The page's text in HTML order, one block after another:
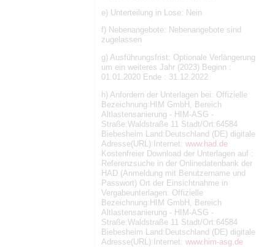
e) Unterteilung in Lose: Nein
f) Nebenangebote: Nebenangebote sind
zugelassen
g) Ausführungsfrist: Optionale Verlängerung
um ein weiteres Jahr (2023) Beginn :
01.01.2020 Ende : 31.12.2022
h) Anfordern der Unterlagen bei: Offizielle
Bezeichnung:HIM GmbH, Bereich
Altlastensanierung - HIM-ASG -
Straße:Waldstraße 11 Stadt/Ort:64584
Biebesheim Land:Deutschland (DE) digitale
Adresse(URL):Internet: www.had.de
Kostenfreier Download der Unterlagen auf :
Referenzsuche in der Onlinedatenbank der
HAD (Anmeldung mit Benutzername und
Passwort) Ort der Einsichtnahme in
Vergabeunterlagen: Offizielle
Bezeichnung:HIM GmbH, Bereich
Altlastensanierung - HIM-ASG -
Straße:Waldstraße 11 Stadt/Ort:64584
Biebesheim Land:Deutschland (DE) digitale
Adresse(URL):Internet: www.him-asg.de